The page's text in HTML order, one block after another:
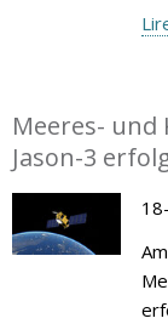
Meeres-
Jason-3